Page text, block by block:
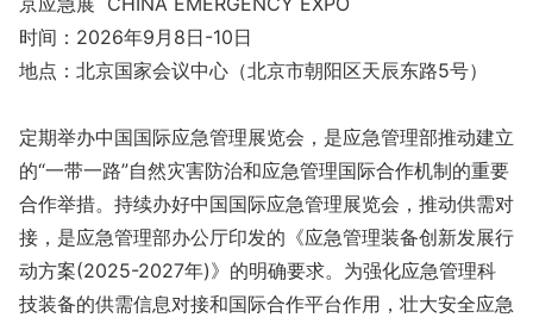
时间：2026年9月8日-10日
地点：北京国家会议中心（北京市朝阳区天辰东路5号）
定期举办中国国际应急管理展览会，是应急管理部推动建立
的“一带一路”自然灾害防治和应急管理国际合作机制的重要
合作举措。持续办好中国国际应急管理展览会，推动供需对
接，是应急管理部办公厅印发的《应急管理装备创新发展行
动方案(2025-2027年)》的明确要求。为强化应急管理科
技装备的供需信息对接和国际合作平台作用，壮大安全应急